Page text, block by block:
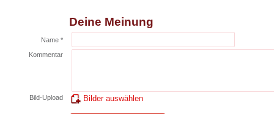
Deine Meinung
Name *
Kommentar
Bild-Upload Bilder auswählen